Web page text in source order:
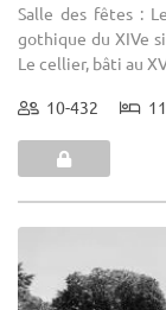
Salle des fêtes :
gothique du XIVe
Le cellier, bâti au
10-432